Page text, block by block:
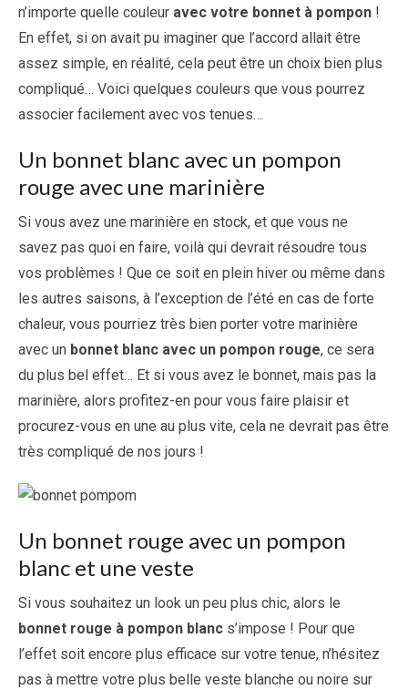
n’importe quelle couleur avec votre bonnet à pompon !
En effet, si on avait pu imaginer que l’accord allait être
assez simple, en réalité, cela peut être un choix bien plus
compliqué… Voici quelques couleurs que vous pourrez
associer facilement avec vos tenues…
Un bonnet blanc avec un pompon
rouge avec une marinière
Si vous avez une marinière en stock, et que vous ne
savez pas quoi en faire, voilà qui devrait résoudre tous
vos problèmes ! Que ce soit en plein hiver ou même dans
les autres saisons, à l’exception de l’été en cas de forte
chaleur, vous pourriez très bien porter votre marinière
avec un bonnet blanc avec un pompon rouge, ce sera
du plus bel effet… Et si vous avez le bonnet, mais pas la
marinière, alors profitez-en pour vous faire plaisir et
procurez-vous en une au plus vite, cela ne devrait pas être
très compliqué de nos jours !
Un bonnet rouge avec un pompon
blanc et une veste
Si vous souhaitez un look un peu plus chic, alors le
bonnet rouge à pompon blanc s’impose ! Pour que
l’effet soit encore plus efficace sur votre tenue, n’hésitez
pas à mettre votre plus belle veste blanche ou noire sur